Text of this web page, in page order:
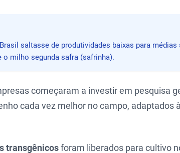
saltasse de produtividades baixas para médias
milho segunda safra (safrinha).
começaram a investir em pesquisa
cada vez melhor no campo, adaptados
transgênicosforam liberados para cultivo